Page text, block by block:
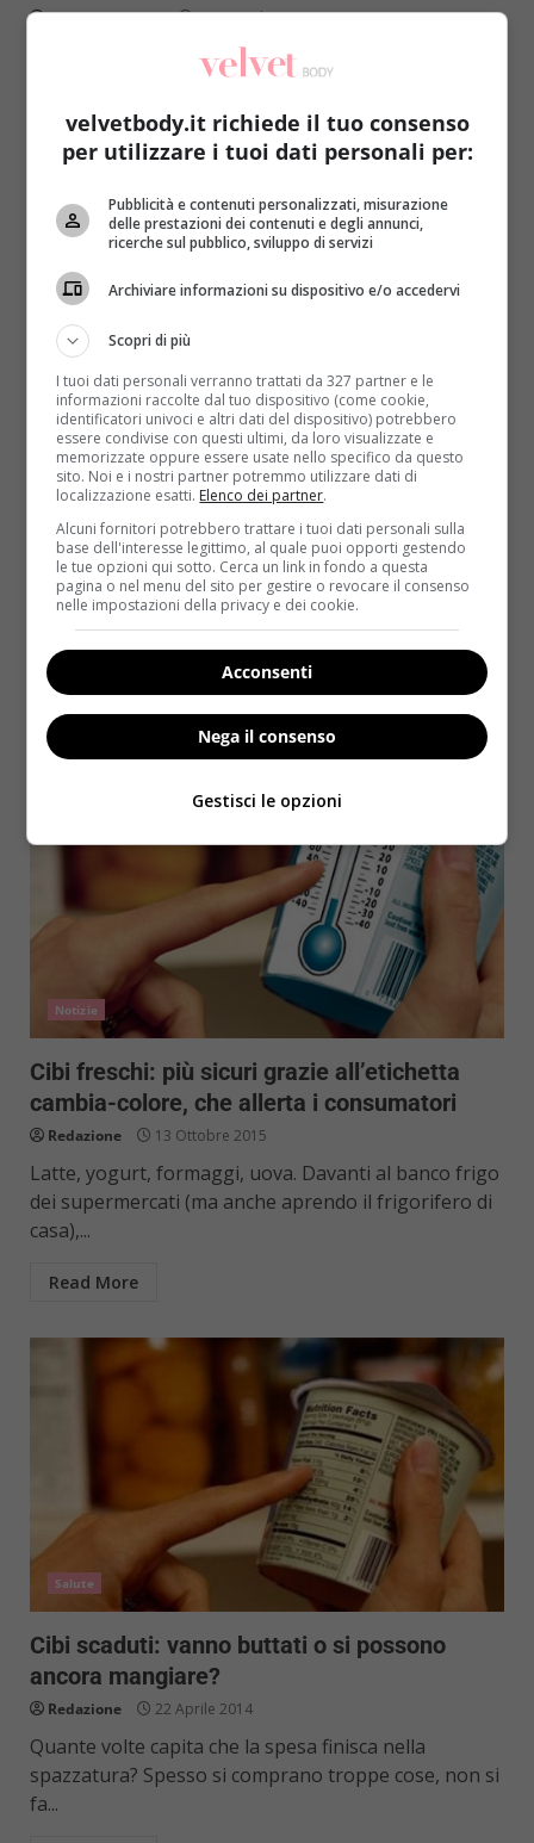
Raffaella Mazzei 28 Dicembre 2016
Momento nero per alcuni cibi made in Italy:
continuano i sequestri tra i prodotti più consumati
durante...
Read More
Salute
I cibi scaduti si possono mangiare? Dieci
alimenti che non si devono buttare
Redazione 28 Gennaio 2016
Quando si va al supermercato si è tentati da mille
prodotti che ‘possono tornare utili’: poi però...
Read More
Notizie
Cibi freschi: più sicuri grazie all’etichetta
cambia-colore, che allerta i consumatori
Redazione 13 Ottobre 2015
Latte, yogurt, formaggi, uova. Davanti al banco frigo
dei supermercati (ma anche aprendo il frigorifero di
casa),...
Read More
Salute
Cibi scaduti: vanno buttati o si possono
ancora mangiare?
Redazione 22 Aprile 2014
Quante volte capita che la spesa finisca nella
spazzatura? Spesso si comprano troppe cose, non si
fa...
velvetbody.it richiede il tuo consenso
per utilizzare i tuoi dati personali per:
Pubblicità e contenuti personalizzati, misurazione
delle prestazioni dei contenuti e degli annunci,
ricerche sul pubblico, sviluppo di servizi
Archiviare informazioni su dispositivo e/o accedervi
Scopri di più
I tuoi dati personali verranno trattati da 327 partner e le
informazioni raccolte dal tuo dispositivo (come cookie,
identificatori univoci e altri dati del dispositivo) potrebbero
essere condivise con questi ultimi, da loro visualizzate e
memorizzate oppure essere usate nello specifico da questo
sito. Noi e i nostri partner potremmo utilizzare dati di
localizzazione esatti. Elenco dei partner.
Alcuni fornitori potrebbero trattare i tuoi dati personali sulla
base dell'interesse legittimo, al quale puoi opporti gestendo
le tue opzioni qui sotto. Cerca un link in fondo a questa
pagina o nel menu del sito per gestire o revocare il consenso
nelle impostazioni della privacy e dei cookie.
Acconsenti
Nega il consenso
Gestisci le opzioni